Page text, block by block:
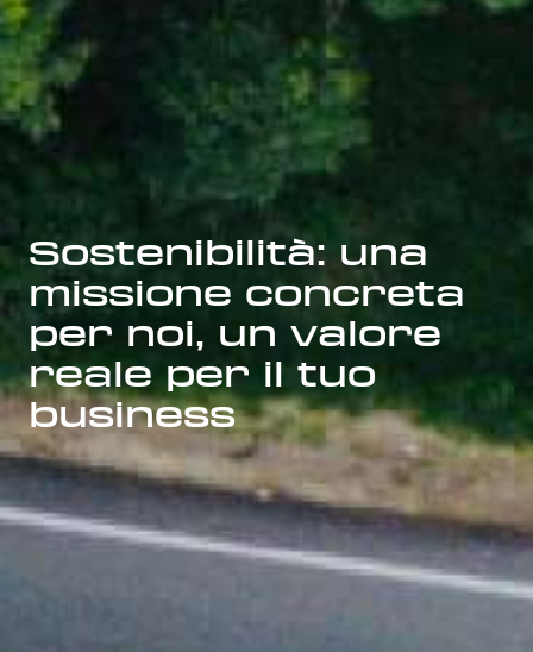
Sostenibilità: una
missione concreta
per noi, un valore
reale per il tuo
business